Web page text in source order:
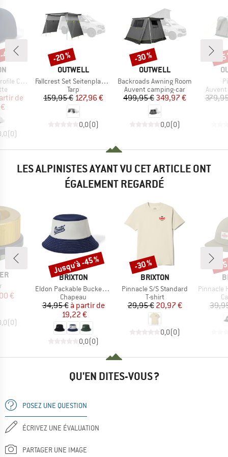
Cotton
réduit
de
(0)
%
MARQUE
OUTWELL
Article
Fallcrest Set Seitenplanen
Product group
Tarp
Prix
159,95 €Prix réduit
127,96 €
0,0(0)
Remise
-20 %
MARQUE
OUTWELL
Article
Backroads Awning Room
Product group
Auvent camping-car
Prix
499,95 €Prix réduit
349,97 €
0,0(0)
Remise
-30 % -
LES ALPINISTES AYANT VU CET ARTICLE ONT
ÉGALEMENT REGARDÉ
réduit
€
(0)
MARQUE
BRIXTON
Article
Eldon Packable Bucket Hat
Product group
Chapeau
Prix
34,95 € Prix réduit
à partir de
19,22 €
0,0(0)
Remise
Jusqu'à -45 %
MARQUE
BRIXTON
Article
Pinnacle S/S Standard
Product group
T-shirt
Prix
29,95 €Prix réduit
20,97 €
0,0(0)
Remise
-30 %
Article
Pinnacle
-
QU'EN DITES-VOUS ?
POSEZ UNE QUESTION
ÉCRIVEZ UNE ÉVALUATION
PARTAGER UNE IMAGE